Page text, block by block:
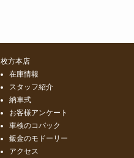
枚方本店
在庫情報
スタッフ紹介
納車式
お客様アンケート
車検のコバック
鈑金のモドーリー
アクセス